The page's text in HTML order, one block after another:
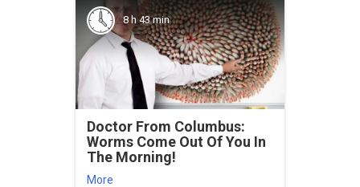
8 h 43 min
Doctor From Columbus:
Worms Come Out Of You In
The Morning!
More